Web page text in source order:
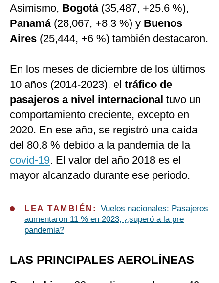
Asimismo, Bogotá (35,487, +25.6 %),
Panamá (28,067, +8.3 %) y Buenos
Aires (25,444, +6 %) también destacaron.
En los meses de diciembre de los últimos
10 años (2014-2023), el tráfico de
pasajeros a nivel internacional tuvo un
comportamiento creciente, excepto en
2020. En ese año, se registró una caída
del 80.8 % debido a la pandemia de la
covid-19. El valor del año 2018 es el
mayor alcanzado durante ese periodo.
LEA TAMBIÉN: Vuelos nacionales: Pasajeros
aumentaron 11 % en 2023, ¿superó a la pre
pandemia?
LAS PRINCIPALES AEROLÍNEAS